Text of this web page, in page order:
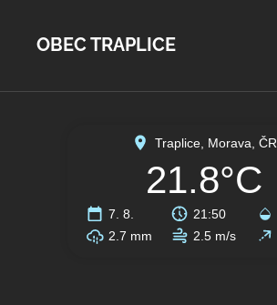
OBEC TRAPLICE
Traplice, Morava, ČR
21.8°C
7. 8. 21:50
2.7 mm
2.5 m/s